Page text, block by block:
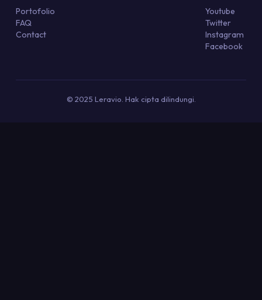
Portofolio
FAQ
Contact
Youtube
Twitter
Instagram
Facebook
© 2025 Leravio. Hak cipta dilindungi.